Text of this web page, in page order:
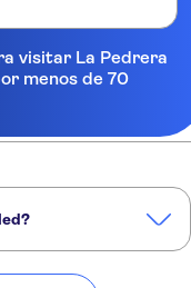
visitar La Pedrera
menos de 70